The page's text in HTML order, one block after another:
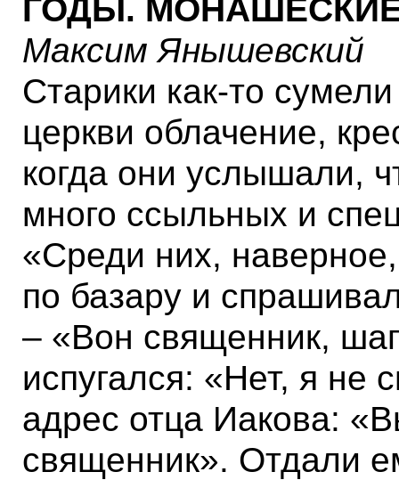
ГОДЫ.
Максим Янышевский
Старики как-то
церкви облачение,
когда они услышали,
много ссыльных и
«Среди них,
по базару и
– «Вон священник,
испугался: «Нет, я
адрес отца Иакова:
священник». Отдали